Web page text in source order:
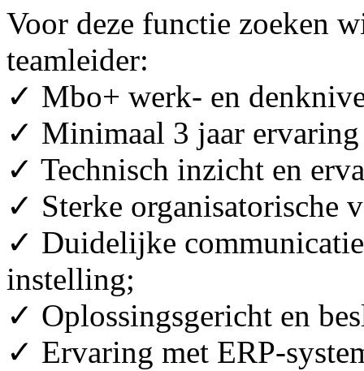
Voor deze functie zoeken
teamleider:
✓ Mbo+ werk- en
✓ Minimaal 3 jaar
✓ Technisch inzicht en
✓ Sterke organisatorische
✓ Duidelijke
instelling;
✓ Oplossingsgericht en
✓ Ervaring met ERP-